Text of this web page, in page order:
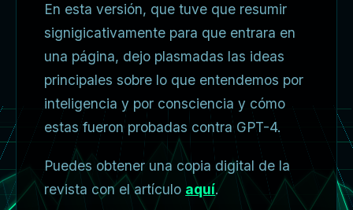
En esta versión, que tuve que resumir
signigicativamente para que entrara en
una página, dejo plasmadas las ideas
principales sobre lo que entendemos por
inteligencia y por consciencia y cómo
estas fueron probadas contra GPT-4.
Puedes obtener una copia digital de la
revista con el artículo aquí.